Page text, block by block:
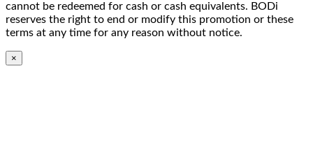
cannot be redeemed for cash or cash equivalents. BODi
reserves the right to end or modify this promotion or these
terms at any time for any reason without notice.
×